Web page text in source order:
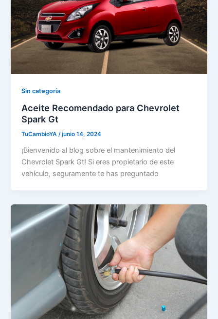
Sin categoría
Aceite Recomendado para Chevrolet
Spark Gt
TuCambioYA/junio 14, 2024
¡Bienvenido al blog sobre el mantenimiento del
Chevrolet Spark Gt! Si eres propietario de este
vehículo, seguramente te has preguntado